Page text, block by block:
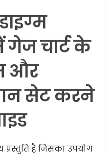
चार्ट के
और
सेट करने
प्रस्तुति है जिसका उपयोग